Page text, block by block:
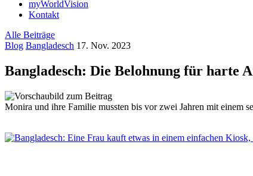
myWorldVision
Kontakt
Alle Beiträge
Blog Bangladesch 17. Nov. 2023
Bangladesch: Die Belohnung für harte
Monira und ihre Familie mussten bis vor zwei Jahren mit einem